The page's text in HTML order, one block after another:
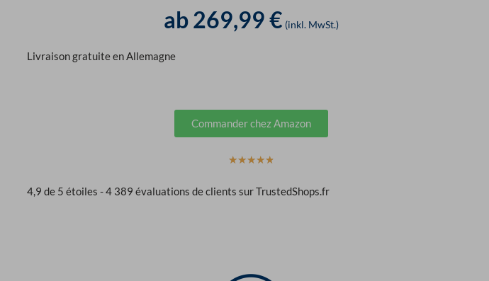
ab 269,99 € (inkl. MwSt.)
Livraison gratuite en Allemagne
Commander chez Amazon
☆☆☆☆☆
t
4,9 de 5 étoiles - 4 389 évaluations de clients sur TrustedShops.fr